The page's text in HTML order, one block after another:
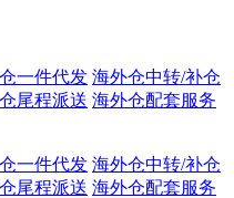
一件代发 海外仓中转/补仓
尾程派送 海外仓配套服务
一件代发 海外仓中转/补仓
尾程派送 海外仓配套服务